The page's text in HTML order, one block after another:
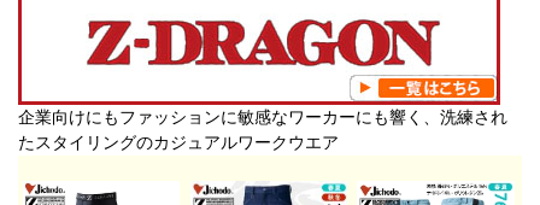
企業向けにもファッションに敏感なワーカーにも響く、洗練され
たスタイリングのカジュアルワークウエア